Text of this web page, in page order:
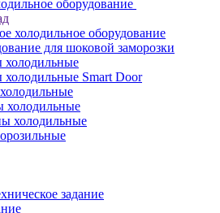
оборудование
холодильное оборудование
для шоковой заморозки
Smart Door
холодильные
холодильные
задание